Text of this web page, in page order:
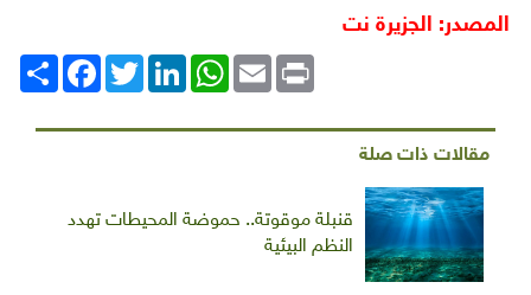
المصدر: الجزيرة نت
انشر
FacebookTwitterLinkedIn
WhatsAppEmail Print
مقالات ذات صلة
قنبلة موقوتة.. حموضة المحيطات تهدد
النظم البيئية